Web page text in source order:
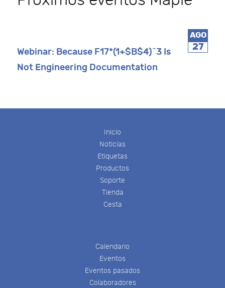
AGO
27
Webinar: Because F17*(1+$B$4)^3 Is
Not Engineering Documentation
Inicio
Noticias
Etiquetas
Productos
Soporte
Tienda
Cesta
Calendario
Eventos
Eventos pasados
Colaboradores